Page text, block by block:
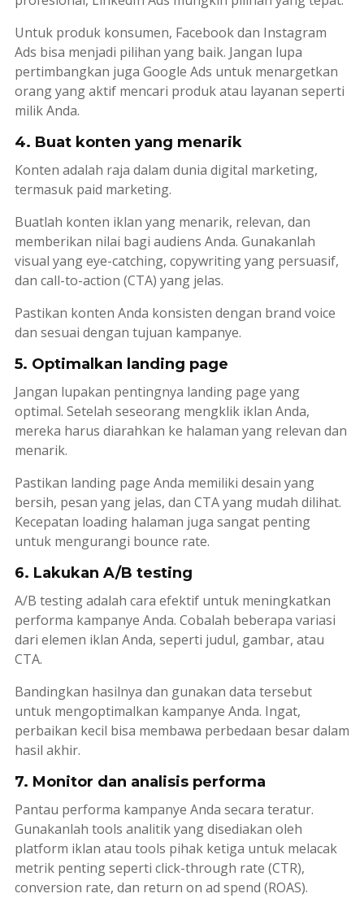
Untuk produk konsumen, Facebook dan Instagram
Ads bisa menjadi pilihan yang baik. Jangan lupa
pertimbangkan juga Google Ads untuk menargetkan
orang yang aktif mencari produk atau layanan seperti
milik Anda.
4. Buat konten yang menarik
Konten adalah raja dalam dunia digital marketing,
termasuk paid marketing.
Buatlah konten iklan yang menarik, relevan, dan
memberikan nilai bagi audiens Anda. Gunakanlah
visual yangeye-catching, copywritingyang persuasif,
dan call-to-action (CTA) yang jelas.
Pastikan konten Anda konsisten dengan brand voice
dan sesuai dengan tujuan kampanye.
5. Optimalkan landing page
Jangan lupakan pentingnya landing page yang
optimal. Setelah seseorang mengklik iklan Anda,
mereka harus diarahkan ke halaman yang relevan dan
menarik.
Pastikan landing page Anda memiliki desain yang
bersih, pesan yang jelas, dan CTA yang mudah dilihat.
Kecepatan loadinghalaman juga sangat penting
untuk mengurangi bounce rate.
6. Lakukan A/B testing
A/B testingadalah cara efektif untuk meningkatkan
performa kampanye Anda. Cobalah beberapa variasi
dari elemen iklan Anda, seperti judul, gambar, atau
CTA.
Bandingkan hasilnya dan gunakan data tersebut
untuk mengoptimalkan kampanye Anda. Ingat,
perbaikan kecil bisa membawa perbedaan besar dalam
hasil akhir.
7. Monitor dan analisis performa
Pantau performa kampanye Anda secara teratur.
Gunakanlah tools analitik yang disediakan oleh
platform iklan atau tools pihak ketiga untuk melacak
metrik penting seperti click-through rate (CTR),
conversion rate, dan return on ad spend (ROAS).